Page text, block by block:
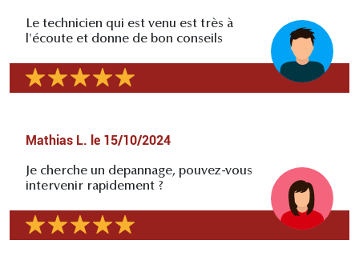
Le technicien qui est venu est très à
l'écoute et donne de bon conseils
Mathias L. le 15/10/2024
Je cherche un depannage, pouvez-vous
intervenir rapidement ?